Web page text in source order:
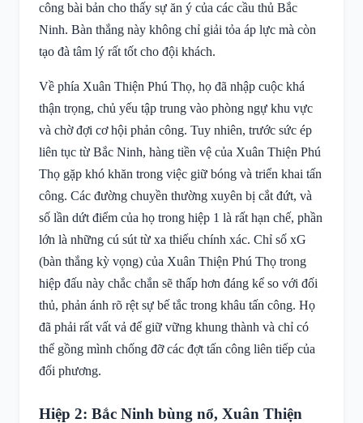
công bài bản cho thấy sự ăn ý của các cầu thủ Bắc
Ninh. Bàn thắng này không chỉ giải tỏa áp lực mà còn
tạo đà tâm lý rất tốt cho đội khách.
Về phía Xuân Thiện Phú Thọ, họ đã nhập cuộc khá
thận trọng, chủ yếu tập trung vào phòng ngự khu vực
và chờ đợi cơ hội phản công. Tuy nhiên, trước sức ép
liên tục từ Bắc Ninh, hàng tiền vệ của Xuân Thiện Phú
Thọ gặp khó khăn trong việc giữ bóng và triển khai tấn
công. Các đường chuyền thường xuyên bị cắt đứt, và
số lần dứt điểm của họ trong hiệp 1 là rất hạn chế, phần
lớn là những cú sút từ xa thiếu chính xác. Chỉ số xG
(bàn thắng kỳ vọng) của Xuân Thiện Phú Thọ trong
hiệp đấu này chắc chắn sẽ thấp hơn đáng kể so với đối
thủ, phản ánh rõ rệt sự bế tắc trong khâu tấn công. Họ
đã phải rất vất vả để giữ vững khung thành và chỉ có
thể gồng mình chống đỡ các đợt tấn công liên tiếp của
đối phương.
Hiệp 2: Bắc Ninh bùng nổ, Xuân Thiện